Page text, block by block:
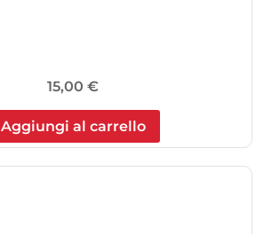
15,00 €
Aggiungi al carrello